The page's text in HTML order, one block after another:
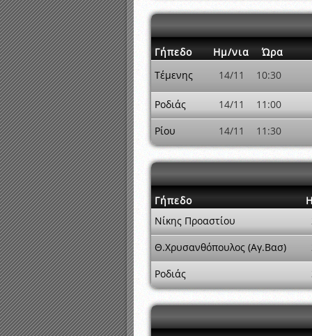
Γήπεδο
Ημ/νια Ώρα
Τέμενης
14/11 10:30
Ροδιάς 14/11 11:00
Ρίου
14/11 11:30
Γήπεδο
Νίκης Προαστίου
Θ.Χρυσανθόπουλος (Αγ.Βασ)
Ροδιάς